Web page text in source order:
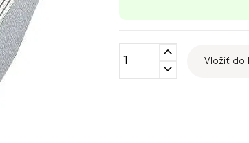
expand_less
expand_more
Vložiť do